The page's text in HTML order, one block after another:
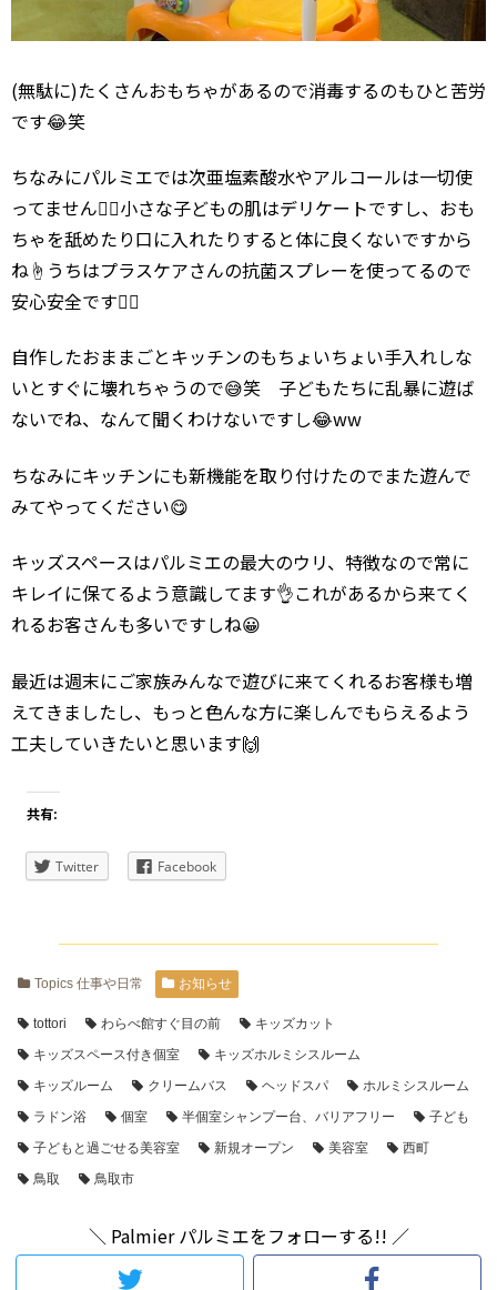
(無駄に)たくさんおもちゃがあるので消毒するのもひと苦労
です😂笑
ちなみにパルミエでは次亜塩素酸水やアルコールは一切使
ってません🙅‍♂️小さな子どもの肌はデリケートですし、おも
ちゃを舐めたり口に入れたりすると体に良くないですから
ね☝️うちはプラスケアさんの抗菌スプレーを使ってるので
安心安全です🙆‍♂️
自作したおままごとキッチンのもちょいちょい手入れしな
いとすぐに壊れちゃうので😅笑 子どもたちに乱暴に遊ば
ないでね、なんて聞くわけないですし😂ww
ちなみにキッチンにも新機能を取り付けたのでまた遊んで
みてやってください😋
キッズスペースはパルミエの最大のウリ、特徴なので常に
キレイに保てるよう意識してます👌これがあるから来てく
れるお客さんも多いですしね😀
最近は週末にご家族みんなで遊びに来てくれるお客様も増
えてきましたし、もっと色んな方に楽しんでもらえるよう
工夫していきたいと思います🙌
共有:
Twitter Facebook
Topics 仕事や日常 お知らせ
tottori わらべ館すぐ目の前
キッズカット
キッズスペース付き個室
キッズホルミシスルーム
キッズルーム
クリームバス ヘッドスパ
ホルミシスルーム
ラドン浴
個室 半個室シャンプー台、バリアフリー
子ども
子どもと過ごせる美容室
新規オープン 美容室
西町
鳥取
鳥取市
＼ Palmier パルミエをフォローする!! ／